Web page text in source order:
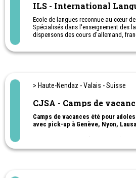
ILS - International
Ecole de langues reconnue au cœur de
Spécialisés dans l'enseignement des
dispensons des cours d’allemand,
Séjours linguistiques pour étudiants
> Haute-Nendaz - Valais - Suisse
CJSA - Camps de
Camps de vacances été pour
avec pick-up à Genève, Nyon,
- Pâtisserie (13 à 17 ans)